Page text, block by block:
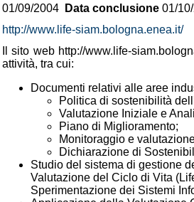
01/09/2004 Data conclusione 01/
http://www.life-siam.bologna.enea.it/
Il sito web http://www.life-
attività, tra cui:
Documenti relativi alle aree
Politica di sostenibilità
Valutazione Iniziale e
Piano di Miglioramento;
Monitoraggio e
Dichiarazione di
Studio del sistema di gestione
Valutazione del Ciclo di Vita
Sperimentazione dei Sistemi